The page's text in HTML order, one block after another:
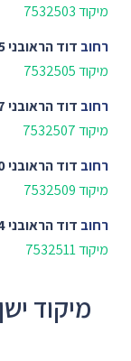
מיקוד 7532503
רחוב דוד הראובני 5
מיקוד 7532505
רחוב דוד הראובני 7
מיקוד 7532507
רחוב דוד הראובני 10
מיקוד 7532509
רחוב דוד הראובני 14
מיקוד 7532511
מיקוד